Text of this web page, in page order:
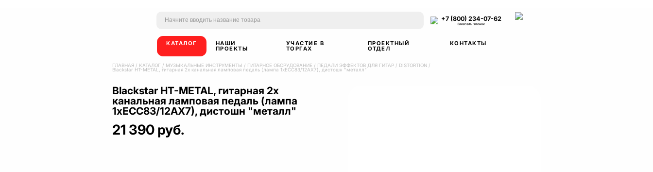
+7 (800) 234-07-62
Заказать звонок
КАТАЛОГ НАШИ
ПРОЕКТЫ
УЧАСТИЕ В
ТОРГАХ
ПРОЕКТНЫЙ
ОТДЕЛ
КОНТАКТЫ
ГЛАВНАЯ / КАТАЛОГ / МУЗЫКАЛЬНЫЕ ИНСТРУМЕНТЫ / ГИТАРНОЕ ОБОРУДОВАНИЕ / ПЕДАЛИ ЭФФЕКТОВ ДЛЯ ГИТАР / DISTORTION /
Blackstar HT-METAL, гитарная 2х канальная ламповая педаль (лампа 1хЕСС83/12АХ7), дистошн "металл"
Blackstar HT-METAL, гитарная 2х
канальная ламповая педаль (лампа
1хЕСС83/12АХ7), дистошн "металл"
21 390 руб.